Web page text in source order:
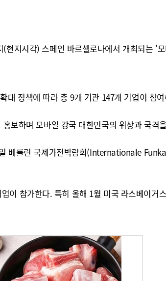
현지시각) 스페인 바르셀로나에서 개최되는
정책에 따라 총 9개 기관 147개 기업이 참
보하며 모바일 강국 대한민국의 위상과 국격
를린 국제가전박람회(Internationale
이 참가한다. 특히 올해 1월 미국 라스베이거